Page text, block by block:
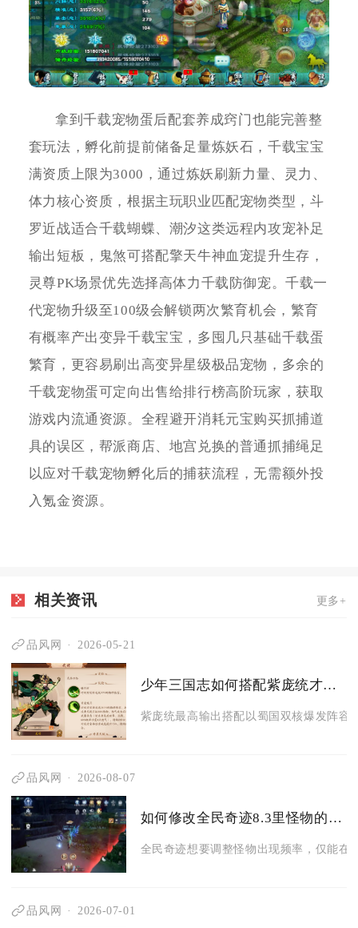
拿到千载宠物蛋后配套养成窍门也能完善整
套玩法，孵化前提前储备足量炼妖石，千载宝宝
满资质上限为3000，通过炼妖刷新力量、灵力、
体力核心资质，根据主玩职业匹配宠物类型，斗
罗近战适合千载蝴蝶、潮汐这类远程内攻宠补足
输出短板，鬼煞可搭配擎天牛神血宠提升生存，
灵尊PK场景优先选择高体力千载防御宠。千载一
代宠物升级至100级会解锁两次繁育机会，繁育
有概率产出变异千载宝宝，多囤几只基础千载蛋
繁育，更容易刷出高变异星级极品宠物，多余的
千载宠物蛋可定向出售给排行榜高阶玩家，获取
游戏内流通资源。全程避开消耗元宝购买抓捕道
具的误区，帮派商店、地宫兑换的普通抓捕绳足
以应对千载宠物孵化后的捕获流程，无需额外投
入氪金资源。
相关资讯 更多+
品风网 2026-05-21
少年三国志如何搭配紫庞统才能有最高输出
紫庞统最高输出搭配以蜀国双核爆发阵容
品风网 2026-08-07
如何修改全民奇迹8.3里怪物的出现频率
全民奇迹想要调整怪物出现频率，仅能在
品风网 2026-07-01